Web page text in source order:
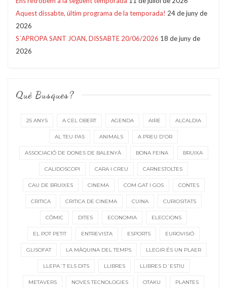
Aquest dissabte, últim programa de la temporada! 24 de juny de
2026
S´APROPA SANT JOAN, DISSABTE 20/06/2026 18 de juny de
2026
Què Busques?
25 ANYS A CEL OBERT AGENDA AIRE ALCALDIA
AL TEU PAS ANIMALS A PREU D'OR
ASSOCIACIÓ DE DONES DE BALENYÀ BONA FEINA BRUIXA
CALIDOSCOPI CARA I CREU CARNESTOLTES
CAU DE BRUIXES CINEMA COM GAT I GOS CONTES
CRITICA CRITICA DE CINEMA CUINA CURIOSITATS
CÒMIC DITES ECONOMIA ELECCIONS
EL POT PETIT ENTREVISTA ESPORTS EUROVISIÓ
GLISOFAT LA MÀQUINA DEL TEMPS LLEGIR ÉS UN PLAER
LLEPA´T ELS DITS LLIBRES LLIBRES D´ESTIU
METAVERS NOVES TECNOLOGIES OTAKU PLANTES